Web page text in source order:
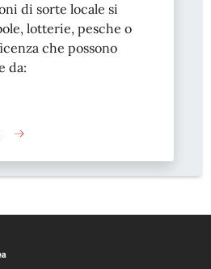
di sorte locale si
lotterie, pesche o
che possono
da: